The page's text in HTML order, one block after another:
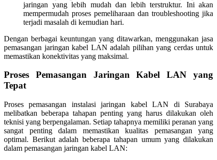
jaringan yang lebih mudah dan lebih terstruktur. Ini akan
mempermudah proses pemeliharaan dan troubleshooting jika
terjadi masalah di kemudian hari.
Dengan berbagai keuntungan yang ditawarkan, menggunakan jasa
pemasangan jaringan kabel LAN adalah pilihan yang cerdas untuk
memastikan konektivitas yang maksimal.
Proses Pemasangan Jaringan Kabel LAN yang
Tepat
Proses pemasangan instalasi jaringan kabel LAN di Surabaya
melibatkan beberapa tahapan penting yang harus dilakukan oleh
teknisi yang berpengalaman. Setiap tahapnya memiliki peranan yang
sangat penting dalam memastikan kualitas pemasangan yang
optimal. Berikut adalah beberapa tahapan umum yang dilakukan
dalam pemasangan jaringan kabel LAN: